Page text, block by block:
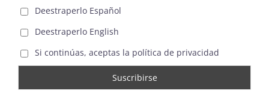
Deestraperlo Español
Deestraperlo English
Si continúas, aceptas la política de privacidad